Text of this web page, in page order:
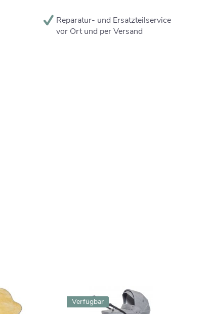
Reparatur- und Ersatzteilservice
vor Ort und per Versand
Verfügbar